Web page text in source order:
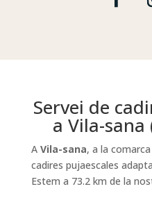
Servei de
a Vila-sana
A Vila-sana, a la
cadires pujaescales
Estem a 73.2 km de la